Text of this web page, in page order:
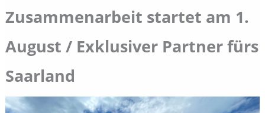
Zusammenarbeit startet am 1.
August / Exklusiver Partner fürs
Saarland